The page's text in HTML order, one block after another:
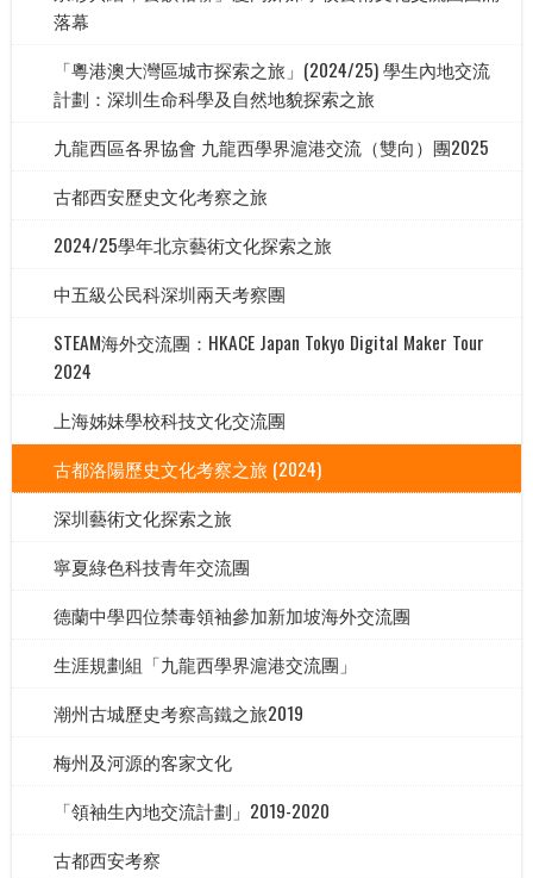
落幕
「粵港澳大灣區城市探索之旅」(2024/25) 學生內地交流
計劃：深圳生命科學及自然地貌探索之旅
九龍西區各界協會 九龍西學界滬港交流（雙向）團2025
古都西安歷史文化考察之旅
2024/25學年北京藝術文化探索之旅
中五級公民科深圳兩天考察團
STEAM海外交流團：HKACE Japan Tokyo Digital Maker Tour
2024
上海姊妹學校科技文化交流團
古都洛陽歷史文化考察之旅 (2024)
深圳藝術文化探索之旅
寧夏綠色科技青年交流團
德蘭中學四位禁毒領袖參加新加坡海外交流團
生涯規劃組「九龍西學界滬港交流團」
潮州古城歷史考察高鐵之旅2019
梅州及河源的客家文化
「領袖生內地交流計劃」2019-2020
古都西安考察